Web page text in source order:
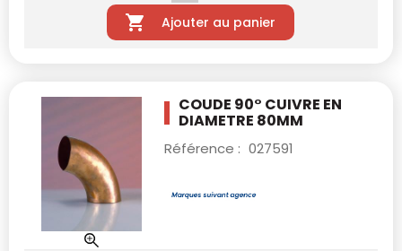
Ajouter au panier
COUDE 90° CUIVRE EN
DIAMETRE 80MM
Référence : 027591